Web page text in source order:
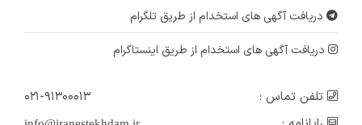
دریافت آگهی های استخدام از طریق تلگرام
دریافت آگهی های استخدام از طریق اینستاگرام
تلفن تماس :
۰۲۱-۹۱۳۰۰۰۱۳